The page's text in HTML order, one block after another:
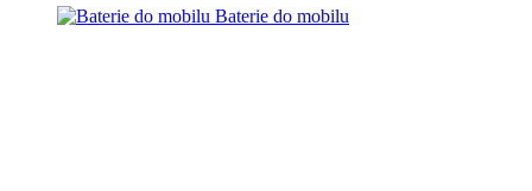
Baterie do mobilu